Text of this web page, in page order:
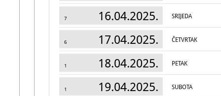
7 16.04.2025. SRIJEDA
6 17.04.2025. ČETVRTAK
1 18.04.2025. PETAK
1 19.04.2025. SUBOTA